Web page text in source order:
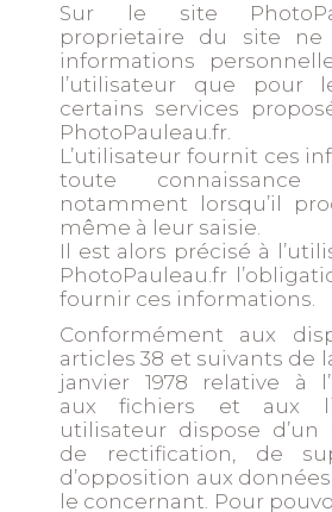
Sur le site
proprietaire du site ne
informations
l’utilisateur que pour
certains services
PhotoPauleau.fr.
L’utilisateur fournit ces
toute
notamment lorsqu’il
même à leur saisie.
Il est alors précisé à
PhotoPauleau.fr
fournir ces informations.
Conformément aux
articles 38 et suivants de
janvier 1978 relative à
aux fichiers et aux
utilisateur dispose d’un
de rectification, de
d’opposition aux
le concernant. Pour